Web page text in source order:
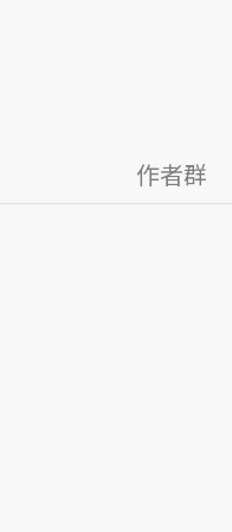
作者群